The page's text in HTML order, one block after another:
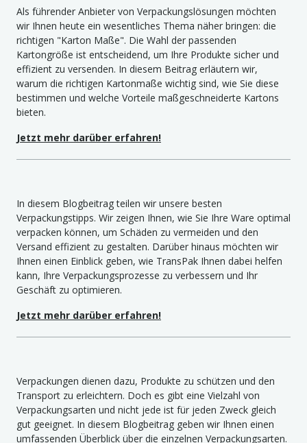
Als führender Anbieter von Verpackungslösungen möchten
wir Ihnen heute ein wesentliches Thema näher bringen: die
richtigen "Karton Maße". Die Wahl der passenden
Kartongröße ist entscheidend, um Ihre Produkte sicher und
effizient zu versenden. In diesem Beitrag erläutern wir,
warum die richtigen Kartonmaße wichtig sind, wie Sie diese
bestimmen und welche Vorteile maßgeschneiderte Kartons
bieten.
Jetzt mehr darüber erfahren!
In diesem Blogbeitrag teilen wir unsere besten
Verpackungstipps. Wir zeigen Ihnen, wie Sie Ihre Ware optimal
verpacken können, um Schäden zu vermeiden und den
Versand effizient zu gestalten. Darüber hinaus möchten wir
Ihnen einen Einblick geben, wie TransPak Ihnen dabei helfen
kann, Ihre Verpackungsprozesse zu verbessern und Ihr
Geschäft zu optimieren.
Jetzt mehr darüber erfahren!
Verpackungen dienen dazu, Produkte zu schützen und den
Transport zu erleichtern. Doch es gibt eine Vielzahl von
Verpackungsarten und nicht jede ist für jeden Zweck gleich
gut geeignet. In diesem Blogbeitrag geben wir Ihnen einen
umfassenden Überblick über die einzelnen Verpackungsarten.